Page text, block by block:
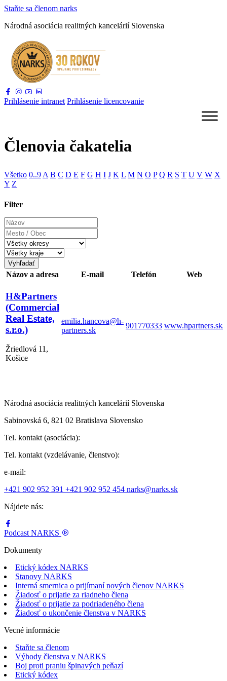
Staňte sa členom narks
Národná asociácia realitných kancelárií Slovenska
Prihlásenie intranet Prihlásenie licencovanie
Členovia čakatelia
Všetko 0..9 A B C D E F G H I J K L M N O P Q R S T U V W X
Y Z
Filter
Názov
Mesto
/
Obec
Vyhľadať
Názov a adresa E-mail Telefón Web
H&Partners
(Commercial
Real Estate,
s.r.o.)
Žriedlová 11,
Košice
emilia.hancova@h-
partners.sk
901770333 www.hpartners.sk/
Národná asociácia realitných kancelárií Slovenska
Sabinovská 6, 821 02 Bratislava Slovensko
Tel. kontakt (asociácia):
Tel. kontakt (vzdelávanie, členstvo):
e-mail:
+421 902 952 391 +421 902 952 454 narks@narks.sk
Nájdete nás:
Podcast NARKS
Dokumenty
Etický kódex NARKS
Stanovy NARKS
Interná smernica o prijímaní nových členov NARKS
Žiadosť o prijatie za riadneho člena
Žiadosť o prijatie za podriadeného člena
Žiadosť o ukončenie členstva v NARKS
Vecné informácie
Staňte sa členom
Výhody členstva v NARKS
Boj proti praniu špinavých peňazí
Etický kódex